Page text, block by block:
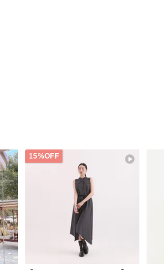
15%OFF